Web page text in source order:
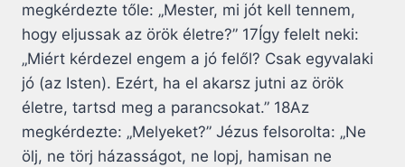
megkérdezte tőle: „Mester, mi jót kell tennem,
hogy eljussak az örök életre?” 17Így felelt neki:
„Miért kérdezel engem a jó felől? Csak egyvalaki
jó (az Isten). Ezért, ha el akarsz jutni az örök
életre, tartsd meg a parancsokat.” 18Az
megkérdezte: „Melyeket?” Jézus felsorolta: „Ne
ölj, ne törj házasságot, ne lopj, hamisan ne